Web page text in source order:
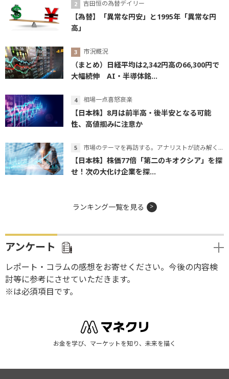
吉田恒の為替デイリー
【為替】「異常な円安」と1995年「異常な円
高」
市況概況
（まとめ）日経平均は2,342円高の66,300円で
大幅続伸 AI・半導体銘...
相場一点喜怒哀楽
【日本株】8月は前半高・後半安となる可能
性、高値掴みに注意か
市場のテーマを再訪する。アナリストが読み解くテーマの本質
【日本株】株価77倍「第二のキオクシア」を探
せ！次の大化け企業を探...
ランキング一覧を見る
アンケート
レポート・コラムの感想をお寄せください。今後の内容検
討等に参考にさせていただきます。
※は必須項目です。
お金を学び、マーケットを知り、未来を描く